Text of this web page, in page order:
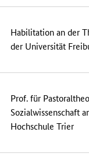
Habilitation an der
der Universität
Prof. für
Sozialwissenschaft
Hochschule Trier